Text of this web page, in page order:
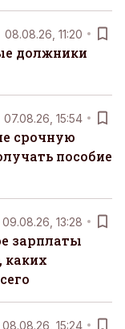
08.08.26, 11:20
должники
07.08.26, 15:54
срочную
пособие
09.08.26, 13:28
зарплаты
каких
08.08.26, 15:24